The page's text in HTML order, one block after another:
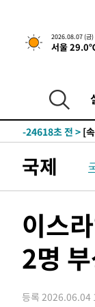
2026.08.07 (금)
서울
-24618초 전 >[
례 큰 폭발음
-28767초 전 >
[
-26918초 전 >
-24618초 전 > [
례 큰 폭발음
-28767초 전 >
[
-26918초 전 >[속
국제
이스
2명
등록 2026.06.04